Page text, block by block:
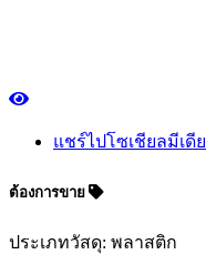
แชร์ไปโซเชียลมีเดีย
ต้องการขาย
ประเภทวัสดุ: พลาสติก